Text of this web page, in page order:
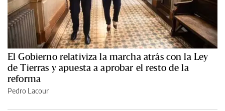
El Gobierno relativiza la marcha atrás con la Ley
de Tierras y apuesta a aprobar el resto de la
reforma
Pedro Lacour